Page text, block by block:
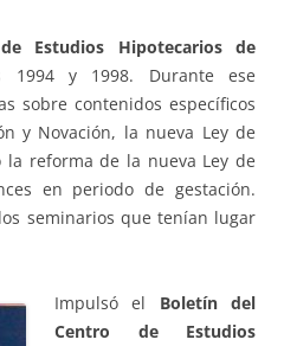
Estudios Hipotecarios de
y 1998. Durante ese
sobre contenidos específicos
y Novación, la nueva Ley de
la reforma de la nueva Ley de
en periodo de gestación.
seminarios que tenían lugar
Impulsó el Boletín del
Centro de Estudios